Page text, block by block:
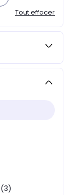
Tout effacer
(3)